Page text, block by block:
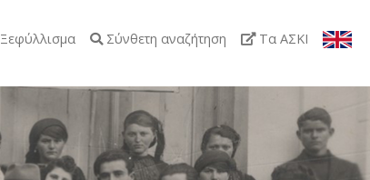
Σύνθετη αναζήτηση Τα ΑΣΚΙ